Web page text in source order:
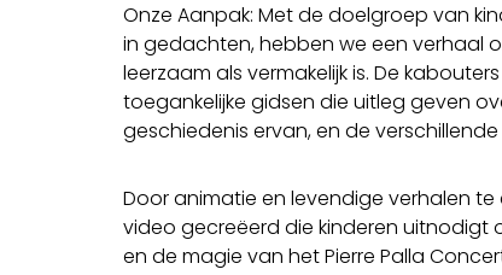
Onze Aanpak: Met de doelgroep van
in gedachten, hebben we een verhaal
leerzaam als vermakelijk is. De
toegankelijke gidsen die uitleg geven
geschiedenis ervan, en de
Door animatie en levendige verhalen
video gecreëerd die kinderen uitnodigt
en de magie van het Pierre Palla